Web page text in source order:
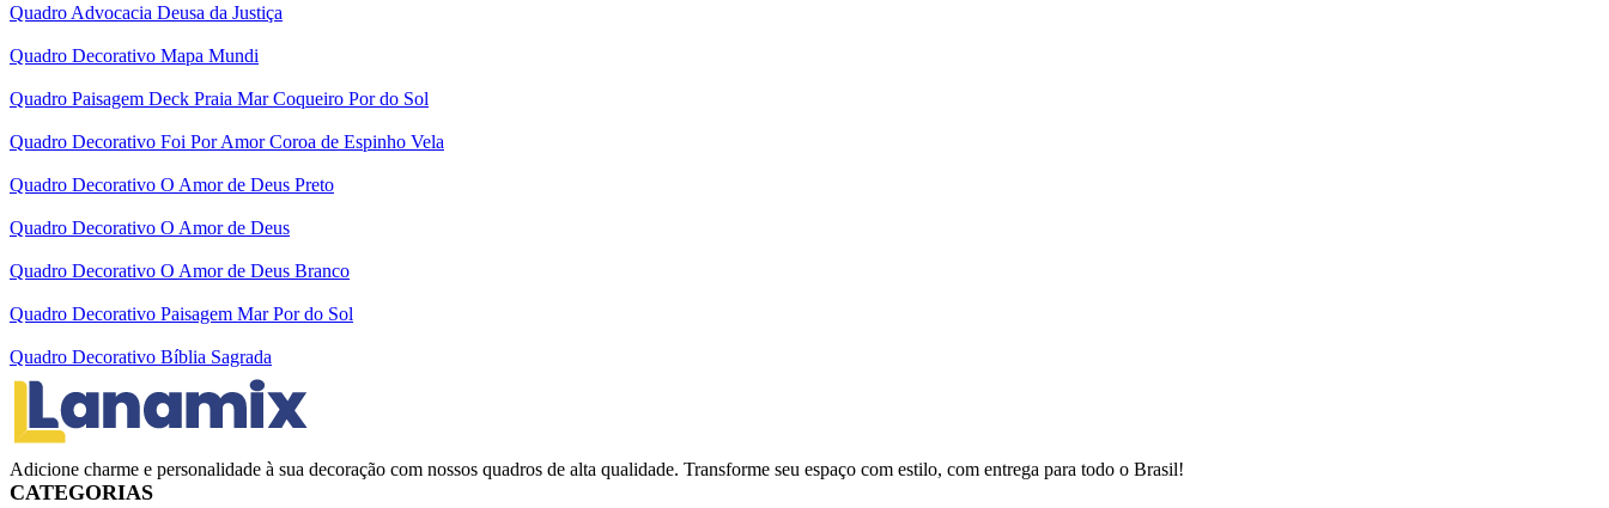
Quadro Advocacia Deusa da Justiça
Quadro Decorativo Mapa Mundi
Quadro Paisagem Deck Praia Mar Coqueiro Por do Sol
Quadro Decorativo Foi Por Amor Coroa de Espinho Vela
Quadro Decorativo O Amor de Deus Preto
Quadro Decorativo O Amor de Deus
Quadro Decorativo O Amor de Deus Branco
Quadro Decorativo Paisagem Mar Por do Sol
Quadro Decorativo Bíblia Sagrada
Adicione charme e personalidade à sua decoração com nossos quadros de alta qualidade. Transforme seu espaço com estilo, com entrega para todo o Brasil!
CATEGORIAS